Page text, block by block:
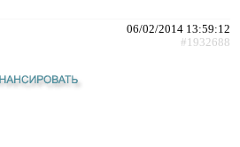
06/02/2014 13:59:12
#1932688